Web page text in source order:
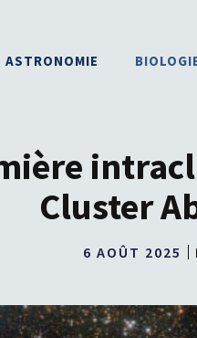
ASTRONOMIE
Cluster
6 AOÛT 2025